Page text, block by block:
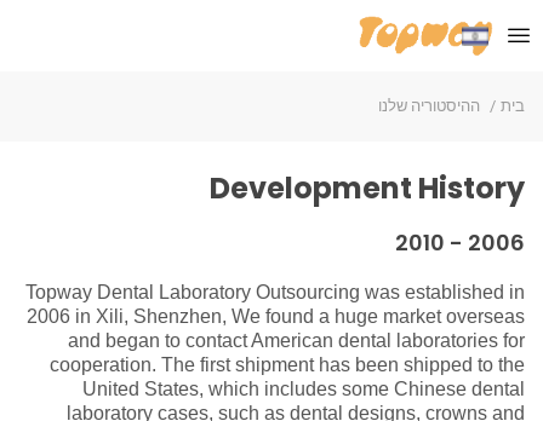
בית ההיסטוריה שלנו
Development History
2006 - 2010
Topway Dental Laboratory Outsourcing was established in
2006 in Xili, Shenzhen, We found a huge market overseas
and began to contact American dental laboratories for
cooperation. The first shipment has been shipped to the
United States, which includes some Chinese dental
laboratory cases, such as dental designs, crowns and